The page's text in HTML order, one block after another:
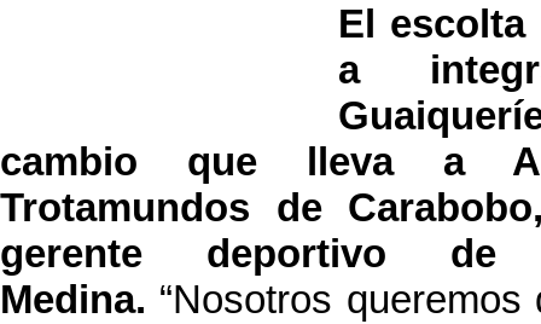
El escolta
a
cambio que lleva a
Trotamundos de
gerente deportivo
Medina. “Nosotros